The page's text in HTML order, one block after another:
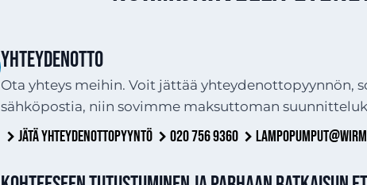
YHTEYDENOTTO
Ota yhteys meihin. Voit jättää yhteydenottopyynnön,
sähköpostia, niin sovimme maksuttoman
Jätä yhteydenottopyyntö 020 756 9360